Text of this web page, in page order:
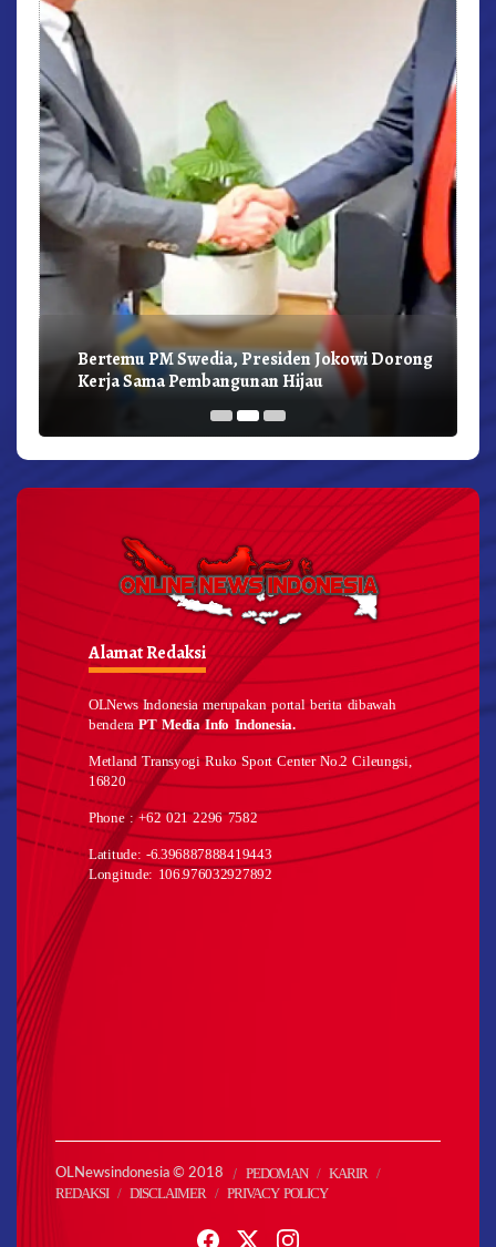
Bertemu PM Swedia, Presiden Jokowi Dorong
Kerja Sama Pembangunan Hijau
Alamat Redaksi
OLNews Indonesia merupakan portal berita dibawah
benderaPT Media Info Indonesia.
Metland Transyogi Ruko Sport Center No.2 Cileungsi,
16820
Phone : +62 021 2296 7582
Latitude: -6.396887888419443
Longitude: 106.976032927892
OLNewsindonesia © 2018 PEDOMAN
KARIR
REDAKSI
DISCLAIMER PRIVACY POLICY